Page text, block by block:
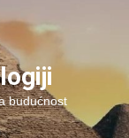
budućnost